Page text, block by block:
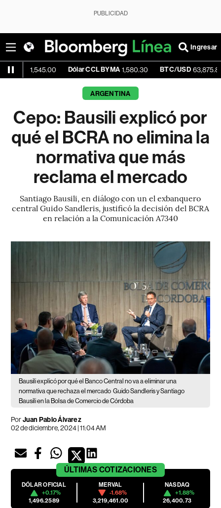
PUBLICIDAD
Ingresar
Dólar CCL BYMA 1,580.30 BTC/USD 63,875.81
ARGENTINA
Cepo: Bausili explicó por
qué el BCRA no elimina la
normativa que más
reclama el mercado
Santiago Bausili, en diálogo con un el exbanquero
central Guido Sandleris, justificó la decisión del BCRA
en relación a la Comunicación A7340
Bausili explicó por qué el Banco Central no va a eliminar una
normativa que rechaza el mercado Guido Sandleris y Santiago
Bausili en la Bolsa de Comercio de Córdoba
PorJuan Pablo Álvarez
02 de diciembre, 2024 | 11:04 AM
ÚLTIMAS COTIZACIONES
DÓLAR OFICIAL
+0.17%
1,496.2589
MERVAL
-1.68%
3,219,461.00
NASDAQ
+1.88%
26,400.73